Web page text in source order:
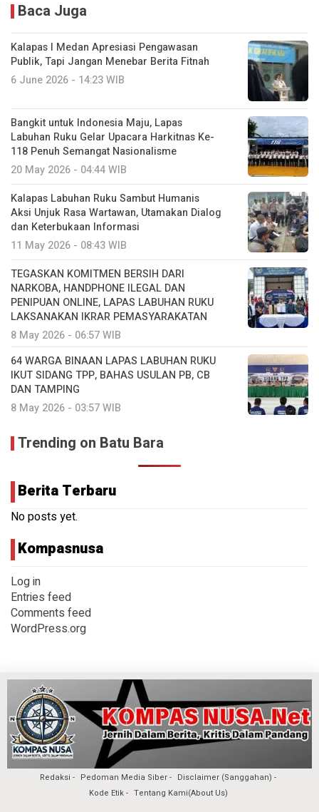
Baca Juga
Kalapas I Medan Apresiasi Pengawasan
Publik, Tapi Jangan Menebar Berita Fitnah
6 June 2026 - 14:23 WIB
Bangkit untuk Indonesia Maju, Lapas
Labuhan Ruku Gelar Upacara Harkitnas Ke-
118 Penuh Semangat Nasionalisme
20 May 2026 - 04:44 WIB
Kalapas Labuhan Ruku Sambut Humanis
Aksi Unjuk Rasa Wartawan, Utamakan Dialog
dan Keterbukaan Informasi
11 May 2026 - 08:43 WIB
TEGASKAN KOMITMEN BERSIH DARI
NARKOBA, HANDPHONE ILEGAL DAN
PENIPUAN ONLINE, LAPAS LABUHAN RUKU
LAKSANAKAN IKRAR PEMASYARAKATAN
8 May 2026 - 06:57 WIB
64 WARGA BINAAN LAPAS LABUHAN RUKU
IKUT SIDANG TPP, BAHAS USULAN PB, CB
DAN TAMPING
8 May 2026 - 03:57 WIB
Trending on Batu Bara
Berita Terbaru
No posts yet.
Kompasnusa
Log in
Entries feed
Comments feed
WordPress.org
Redaksi Pedoman Media Siber
Disclaimer (Sanggahan)
Kode Etik
Tentang Kami(About Us)